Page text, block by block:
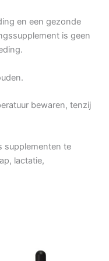
en een gezonde
is geen
bewaren, tenzij
supplementen te
lactatie,